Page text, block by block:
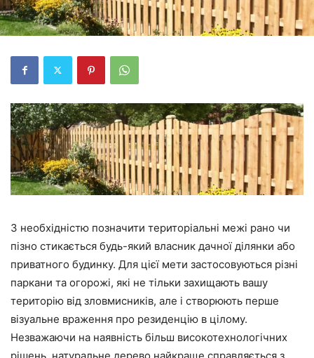
З необхідністю позначити територіальні межі рано чи
пізно стикається будь-який власник дачної ділянки або
приватного будинку. Для цієї мети застосовуються різні
паркани та огорожі, які не тільки захищають вашу
територію від зловмисників, але і створюють перше
візуальне враження про резиденцію в цілому.
Незважаючи на наявність більш високотехнологічних